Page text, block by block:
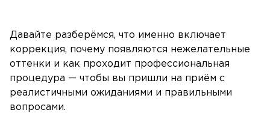
Давайте разберёмся, что именно включает
коррекция, почему появляются нежелательные
оттенки и как проходит профессиональная
процедура — чтобы вы пришли на приём с
реалистичными ожиданиями и правильными
вопросами.